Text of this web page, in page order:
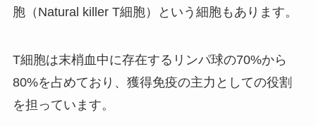
胞（Natural killer T細胞）という細胞もあります。
T細胞は末梢血中に存在するリンパ球の70%から
80%を占めており、獲得免疫の主力としての役割
を担っています。